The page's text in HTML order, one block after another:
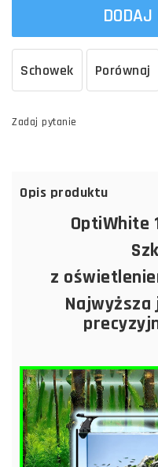
DODAJ
Schowek Porównaj
Zadaj pytanie
Opis produktu
OptiWhite
z
Najwyższa